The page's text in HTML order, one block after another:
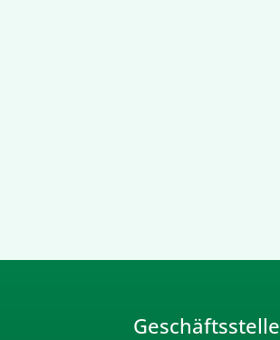
Geschäftsstelle